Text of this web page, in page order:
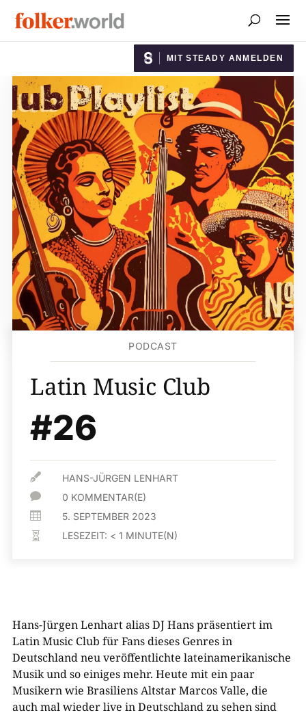
MIT STEADY ANMELDEN
PODCAST
Latin Music Club
#26
 HANS-JÜRGEN LENHART
 0 KOMMENTAR(E)
 5. SEPTEMBER 2023
 LESEZEIT: < 1 MINUTE(N)
Hans-Jürgen Lenhart alias DJ Hans präsentiert im
Latin Music Club für Fans dieses Genres in
Deutschland neu veröffentlichte lateinamerikanische
Musik und so einiges mehr. Heute mit ein paar
Musikern wie Brasiliens Altstar Marcos Valle, die
auch mal wieder live in Deutschland zu sehen sind